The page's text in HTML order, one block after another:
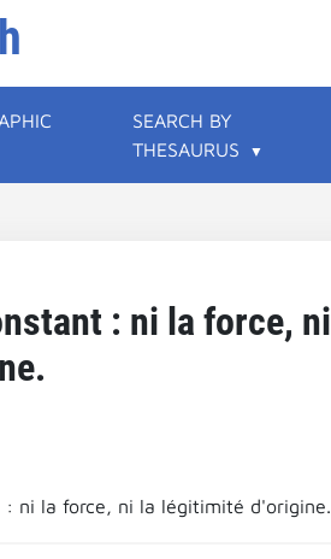
SEARCH BY
THESAURUS
: ni la force,
: ni la force, ni la légitimité d'origine.